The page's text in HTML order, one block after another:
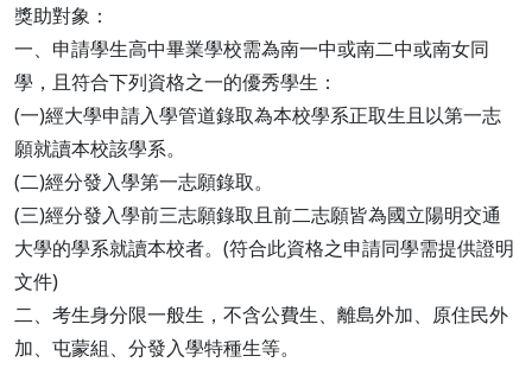
獎助對象：
一、申請學生高中畢業學校需為南一中或南二中或南女同
學，且符合下列資格之一的優秀學生：
(一)經大學申請入學管道錄取為本校學系正取生且以第一志
願就讀本校該學系。
(二)經分發入學第一志願錄取。
(三)經分發入學前三志願錄取且前二志願皆為國立陽明交通
大學的學系就讀本校者。(符合此資格之申請同學需提供證明
文件)
二、考生身分限一般生，不含公費生、離島外加、原住民外
加、屯蒙組、分發入學特種生等。